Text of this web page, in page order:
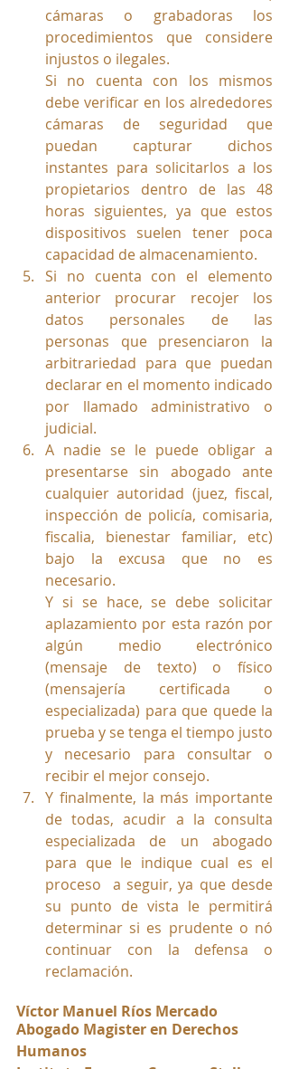
cámaras o grabadoras los
procedimientos que considere
injustos o ilegales.
Si no cuenta con los mismos
debe verificar en los alrededores
cámaras de seguridad que
puedan capturar dichos
instantes para solicitarlos a los
propietarios dentro de las 48
horas siguientes, ya que estos
dispositivos suelen tener poca
capacidad de almacenamiento.
Si no cuenta con el elemento
anterior procurar recojer los
datos personales de las
personas que presenciaron la
arbitrariedad para que puedan
declarar en el momento indicado
por llamado administrativo o
judicial.
A nadie se le puede obligar a
presentarse sin abogado ante
cualquier autoridad (juez, fiscal,
inspección de policía, comisaria,
fiscalia, bienestar familiar, etc)
bajo la excusa que no es
necesario.
Y si se hace, se debe solicitar
aplazamiento por esta razón por
algún medio electrónico
(mensaje de texto) o físico
(mensajería certificada o
especializada) para que quede la
prueba y se tenga el tiempo justo
y necesario para consultar o
recibir el mejor consejo.
Y finalmente, la más importante
de todas, acudir a la consulta
especializada de un abogado
para que le indique cual es el
proceso  a seguir, ya que desde
su punto de vista le permitirá
determinar si es prudente o nó
continuar con la defensa o
reclamación.
Víctor Manuel Ríos Mercado
Abogado Magister en Derechos
Humanos